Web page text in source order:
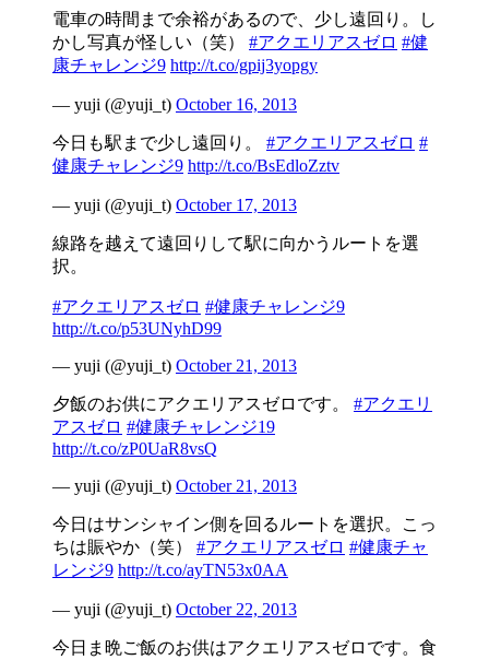
電車の時間まで余裕があるので、少し遠回り。し
かし写真が怪しい（笑） #アクエリアスゼロ #健
康チャレンジ9 http://t.co/gpij3yopgy
— yuji (@yuji_t) October 16, 2013
今日も駅まで少し遠回り。 #アクエリアスゼロ #
健康チャレンジ9 http://t.co/BsEdloZztv
— yuji (@yuji_t) October 17, 2013
線路を越えて遠回りして駅に向かうルートを選
択。
#アクエリアスゼロ #健康チャレンジ9
http://t.co/p53UNyhD99
— yuji (@yuji_t) October 21, 2013
夕飯のお供にアクエリアスゼロです。 #アクエリ
アスゼロ #健康チャレンジ19
http://t.co/zP0UaR8vsQ
— yuji (@yuji_t) October 21, 2013
今日はサンシャイン側を回るルートを選択。こっ
ちは賑やか（笑） #アクエリアスゼロ #健康チャ
レンジ9 http://t.co/ayTN53x0AA
— yuji (@yuji_t) October 22, 2013
今日ま晩ご飯のお供はアクエリアスゼロです。食